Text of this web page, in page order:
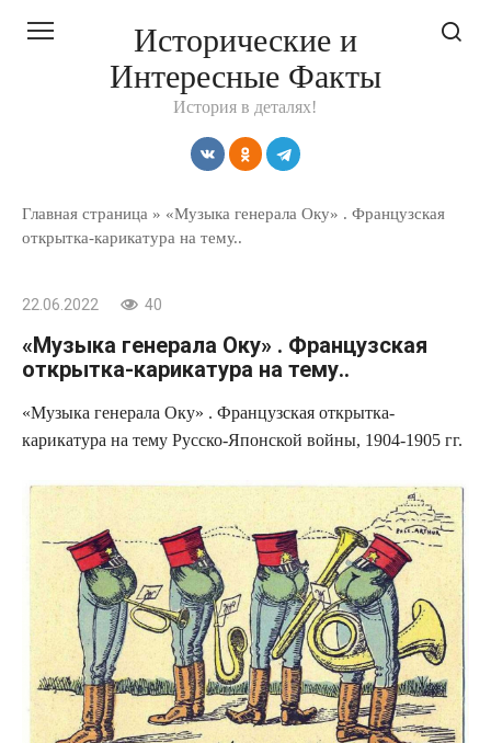
Исторические и
Интересные Факты
История в деталях!
Главная страница » «Музыка генерала Оку» . Французская
открытка-карикатура на тему..
22.06.2022 40
«Музыка генерала Оку» . Французская
открытка-карикатура на тему..
«Музыка генерала Оку» . Французская открытка-
карикатура на тему Русско-Японской войны, 1904-1905 гг.